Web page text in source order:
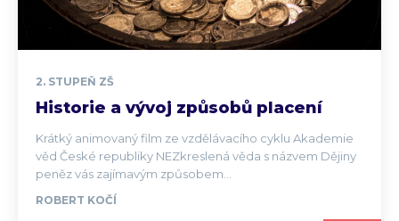
2. STUPEŇ ZŠ
Historie a vývoj způsobů placení
Krátký animovaný film ze vzdělávacího cyklu Akademie
věd České republiky NEZkreslená věda s názvem Dějiny
peněz vás zajímavým způsobem...
ROBERT KOČÍ